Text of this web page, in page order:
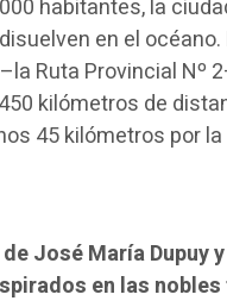
habitantes, la
en el océano.
Ruta Provincial Nº
kilómetros de
45 kilómetros por
José María Dupuy
en las